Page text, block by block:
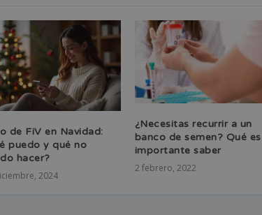
de FiV en Navidad:
puedo y qué no
hacer?
2024
¿Necesitas recurrir a un
banco de semen? Qué es
importante saber
2 febrero, 2022